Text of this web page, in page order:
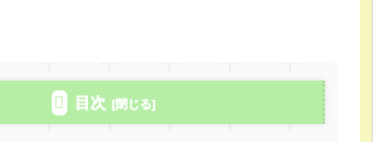
目次